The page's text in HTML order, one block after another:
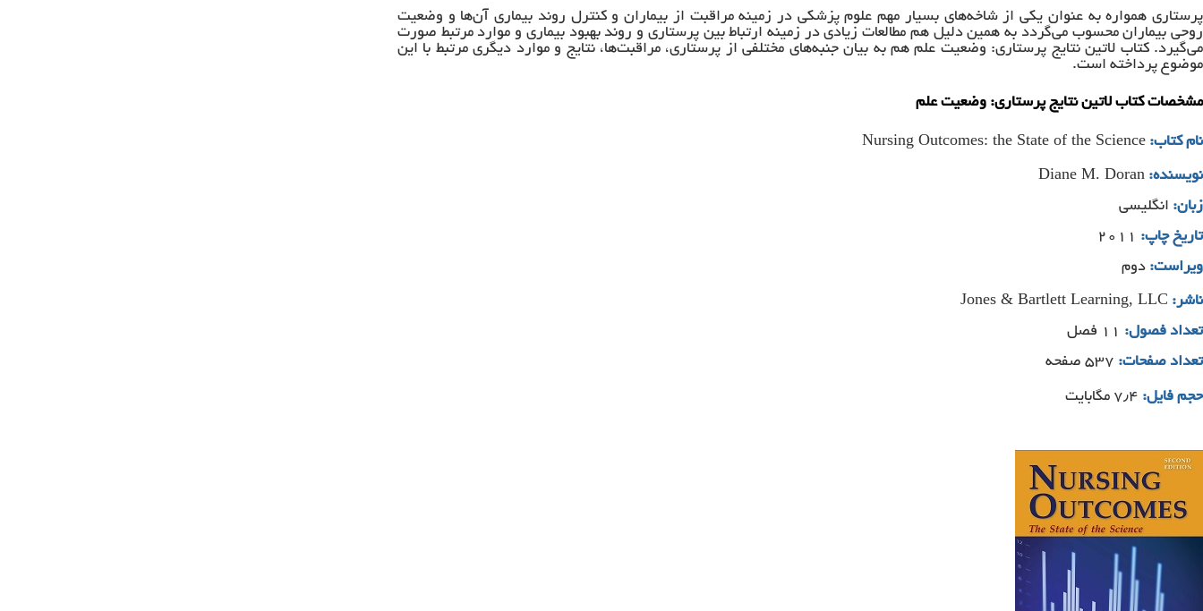
پرستاری همواره به عنوان یکی از شاخه‌های بسیار مهم علوم پزشکی در زمینه مراقبت از بیماران و کنترل روند بیماری آن‌ها و وضعیت
روحی بیماران محسوب می‌گردد به همین دلیل هم مطالعات زیادی در زمینه ارتباط بین پرستاری و روند بهبود بیماری و موارد مرتبط صورت
می‌گیرد. کتاب لاتین نتایج پرستاری: وضعیت علم هم به بیان جنبه‌های مختلفی از پرستاری، مراقبت‌ها، نتایج و موارد دیگری مرتبط با این
موضوع پرداخته است.
مشخصات کتاب لاتین نتایج پرستاری: وضعیت علم
نام کتاب: Nursing Outcomes: the State of the Science
نویسنده: Diane M. Doran
زبان: انگلیسی
تاریخ چاپ: ۲۰۱۱
ویراست: دوم
ناشر: Jones & Bartlett Learning, LLC
تعداد فصول:
تعداد صفحات:
حجم فایل: ۷٫۴ مگابایت